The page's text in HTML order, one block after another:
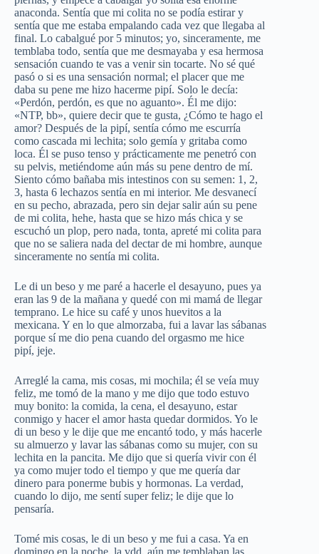
anaconda. Sentía que mi colita no se podía estirar y
sentía que me estaba empalando cada vez que llegaba al
final. Lo cabalgué por 5 minutos; yo, sinceramente, me
temblaba todo, sentía que me desmayaba y esa hermosa
sensación cuando te vas a venir sin tocarte. No sé qué
pasó o si es una sensación normal; el placer que me
daba su pene me hizo hacerme pipí. Solo le decía:
«Perdón, perdón, es que no aguanto». Él me dijo:
«NTP, bb», quiere decir que te gusta, ¿Cómo te hago el
amor? Después de la pipí, sentía cómo me escurría
como cascada mi lechita; solo gemía y gritaba como
loca. Él se puso tenso y prácticamente me penetró con
su pelvis, metiéndome aún más su pene dentro de mí.
Siento cómo bañaba mis intestinos con su semen: 1, 2,
3, hasta 6 lechazos sentía en mi interior. Me desvanecí
en su pecho, abrazada, pero sin dejar salir aún su pene
de mi colita, hehe, hasta que se hizo más chica y se
escuchó un plop, pero nada, tonta, apreté mi colita para
que no se saliera nada del dectar de mi hombre, aunque
sinceramente no sentía mi colita.
Le di un beso y me paré a hacerle el desayuno, pues ya
eran las 9 de la mañana y quedé con mi mamá de llegar
temprano. Le hice su café y unos huevitos a la
mexicana. Y en lo que almorzaba, fui a lavar las sábanas
porque sí me dio pena cuando del orgasmo me hice
pipí, jeje.
Arreglé la cama, mis cosas, mi mochila; él se veía muy
feliz, me tomó de la mano y me dijo que todo estuvo
muy bonito: la comida, la cena, el desayuno, estar
conmigo y hacer el amor hasta quedar dormidos. Yo le
di un beso y le dije que me encantó todo, y más hacerle
su almuerzo y lavar las sábanas como su mujer, con su
lechita en la pancita. Me dijo que si quería vivir con él
ya como mujer todo el tiempo y que me quería dar
dinero para ponerme bubis y hormonas. La verdad,
cuando lo dijo, me sentí super feliz; le dije que lo
pensaría.
Tomé mis cosas, le di un beso y me fui a casa. Ya en
domingo en la noche, la vdd, aún me temblaban las